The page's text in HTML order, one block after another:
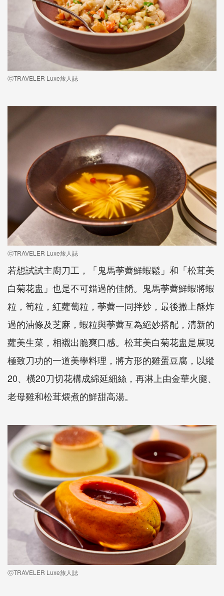
ⓒTRAVELER Luxe旅人誌
ⓒTRAVELER Luxe旅人誌
若想試試主廚刀工，「鬼馬荸薺鮮蝦鬆」和「松茸美
白菊花盅」也是不可錯過的佳餚。鬼馬荸薺鮮蝦將蝦
粒，筍粒，紅蘿蔔粒，荸薺一同拌炒，最後撒上酥炸
過的油條及芝麻，蝦粒與荸薺互為絕妙搭配，清新的
蘿美生菜，相襯出脆爽口感。松茸美白菊花盅是展現
極致刀功的一道美學料理，將方形的雞蛋豆腐，以縱
20、橫20刀切花構成綿延細絲，再淋上由金華火腿、
老母雞和松茸煨煮的鮮甜高湯。
ⓒTRAVELER Luxe旅人誌